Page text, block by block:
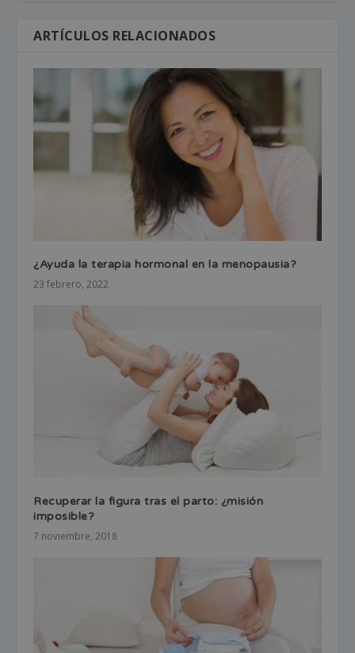
ARTÍCULOS RELACIONADOS
¿Ayuda la terapia hormonal en la menopausia?
23 febrero, 2022
Recuperar la figura tras el parto: ¿misión
imposible?
7 noviembre, 2018